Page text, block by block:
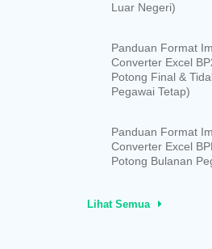
Luar Negeri)
Panduan Format
Converter Excel
Potong Final &
Pegawai Tetap)
Panduan Format
Converter Excel
Potong Bulanan
Lihat Semua